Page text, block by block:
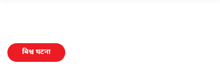
बिश्व घटना